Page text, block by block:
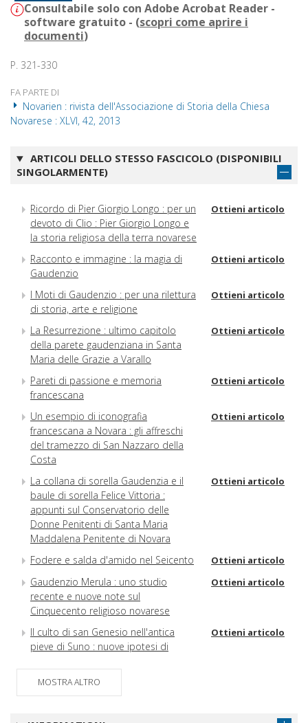
Consultabile solo con Adobe Acrobat Reader -
software gratuito - (scopri come aprire i
documenti)
P. 321-330
FA PARTE DI
Novarien : rivista dell'Associazione di Storia della Chiesa
Novarese : XLVI, 42, 2013
ARTICOLI DELLO STESSO FASCICOLO (DISPONIBILI
SINGOLARMENTE)
Ricordo di Pier Giorgio Longo : per un
devoto di Clio : Pier Giorgio Longo e
la storia religiosa della terra novarese
Ottieni articolo
Racconto e immagine : la magia di
Gaudenzio
Ottieni articolo
I Moti di Gaudenzio : per una rilettura
di storia, arte e religione
Ottieni articolo
La Resurrezione : ultimo capitolo
della parete gaudenziana in Santa
Maria delle Grazie a Varallo
Ottieni articolo
Pareti di passione e memoria
francescana
Ottieni articolo
Un esempio di iconografia
francescana a Novara : gli affreschi
del tramezzo di San Nazzaro della
Costa
Ottieni articolo
La collana di sorella Gaudenzia e il
baule di sorella Felice Vittoria :
appunti sul Conservatorio delle
Donne Penitenti di Santa Maria
Maddalena Penitente di Novara
Ottieni articolo
Fodere e salda d'amido nel Seicento Ottieni articolo
Gaudenzio Merula : uno studio
recente e nuove note sul
Cinquecento religioso novarese
Ottieni articolo
Il culto di san Genesio nell'antica
pieve di Suno : nuove ipotesi di
Ottieni articolo
La chiesa di San Pietro a Carpignano
Sesia e l'architettura lombarda dell'XI
MOSTRA ALTRO